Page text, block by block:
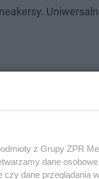
z Grupy ZPR
dane
dane przeglądania